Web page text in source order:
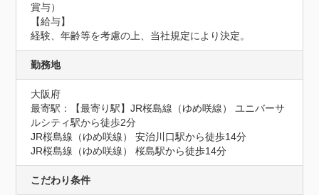
賞与）
【給与】
経験、年齢等を考慮の上、当社規定により決定。
勤務地
大阪府
最寄駅：【最寄り駅】JR桜島線（ゆめ咲線） ユニバーサ
ルシティ駅から徒歩2分
JR桜島線（ゆめ咲線） 安治川口駅から徒歩14分
JR桜島線（ゆめ咲線） 桜島駅から徒歩14分
こだわり条件